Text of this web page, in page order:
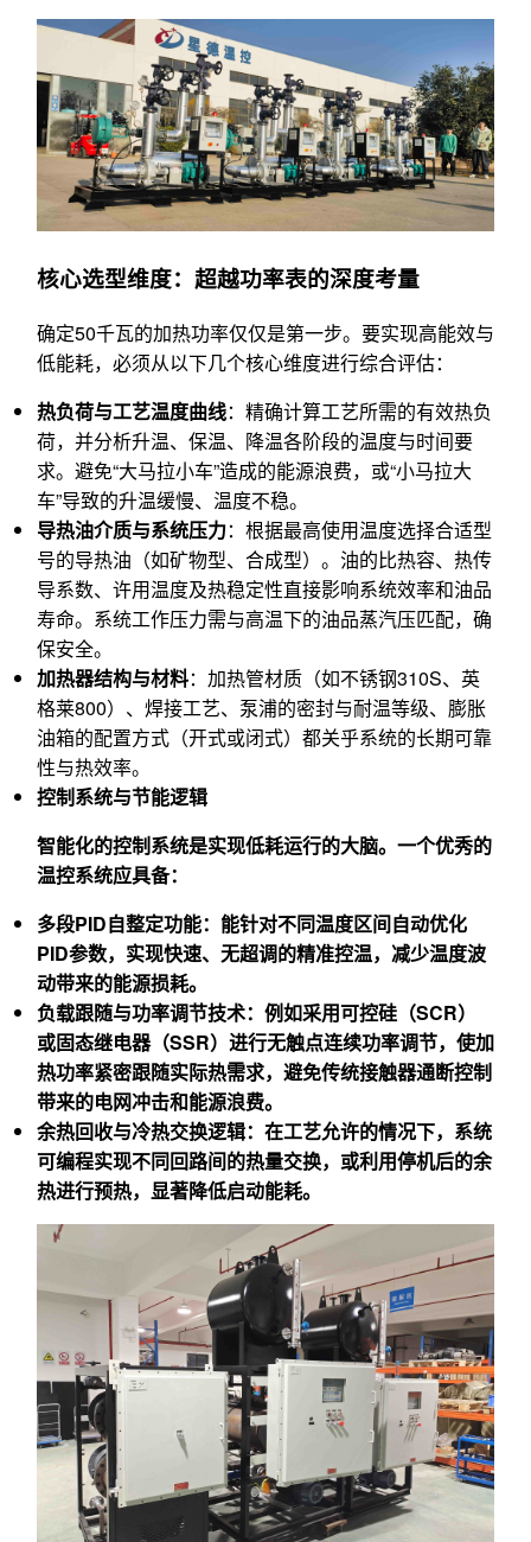
核心选型维度：超越功率表的深度考量
确定50千瓦的加热功率仅仅是第一步。要实现高能效与
低能耗，必须从以下几个核心维度进行综合评估：
热负荷与工艺温度曲线：精确计算工艺所需的有效热负
荷，并分析升温、保温、降温各阶段的温度与时间要
求。避免“大马拉小车”造成的能源浪费，或“小马拉大
车”导致的升温缓慢、温度不稳。
导热油介质与系统压力：根据最高使用温度选择合适型
号的导热油（如矿物型、合成型）。油的比热容、热传
导系数、许用温度及热稳定性直接影响系统效率和油品
寿命。系统工作压力需与高温下的油品蒸汽压匹配，确
保安全。
加热器结构与材料：加热管材质（如不锈钢310S、英
格莱800）、焊接工艺、泵浦的密封与耐温等级、膨胀
油箱的配置方式（开式或闭式）都关乎系统的长期可靠
性与热效率。
控制系统与节能逻辑
智能化的控制系统是实现低耗运行的大脑。一个优秀的
温控系统应具备：
多段PID自整定功能：能针对不同温度区间自动优化
PID参数，实现快速、无超调的精准控温，减少温度波
动带来的能源损耗。
负载跟随与功率调节技术：例如采用可控硅（SCR）
或固态继电器（SSR）进行无触点连续功率调节，使加
热功率紧密跟随实际热需求，避免传统接触器通断控制
带来的电网冲击和能源浪费。
余热回收与冷热交换逻辑：在工艺允许的情况下，系统
可编程实现不同回路间的热量交换，或利用停机后的余
热进行预热，显著降低启动能耗。